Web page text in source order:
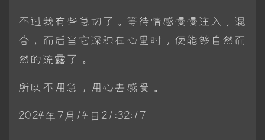
不过我有些急切了。等待情感慢慢注入，混
合，而后当它深积在心里时，便能够自然而
然的流露了。
所以不用急，用心去感受。
2024年7月14日21:32:17